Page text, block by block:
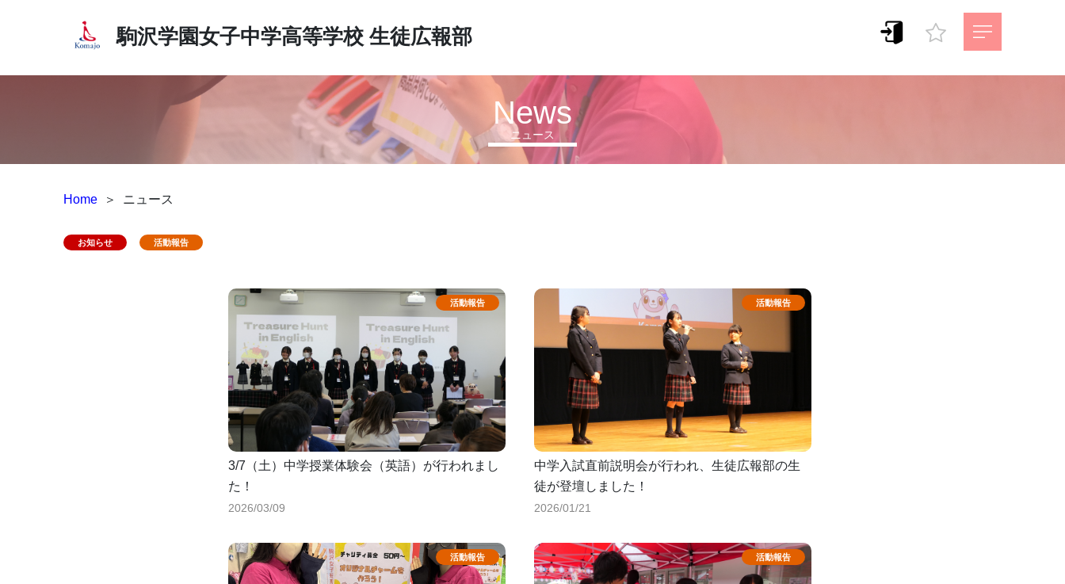
駒沢学園女子中学高等学校 生徒広報部
ニュース
News
Home ＞ ニュース
3/7（土）中学授業体験会（英語）が行われまし
た！
2026/03/09
中学入試直前説明会が行われ、生徒広報部の生
徒が登壇しました！
2026/01/21